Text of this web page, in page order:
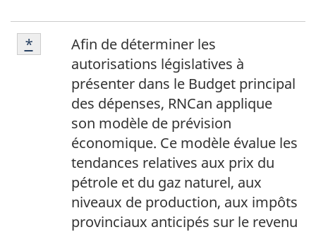
Notes
du
tableau
Note
du
Afin de déterminer les
autorisations législatives à
présenter dans le Budget principal
des dépenses, RNCan applique
son modèle de prévision
économique. Ce modèle évalue les
tendances relatives aux prix du
pétrole et du gaz naturel, aux
niveaux de production, aux impôts
provinciaux anticipés sur le revenu
Retour à la référence de la note du tableau
* referrer